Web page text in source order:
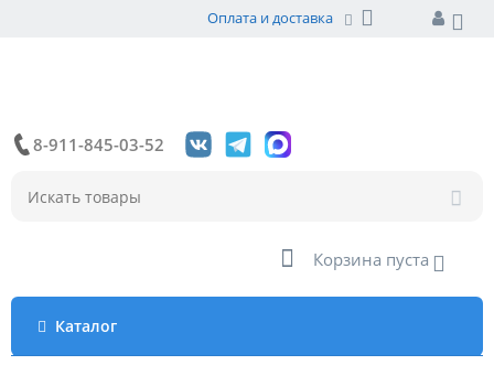
Оплата и доставка
8-911-845-03-52
Корзина пуста
Каталог